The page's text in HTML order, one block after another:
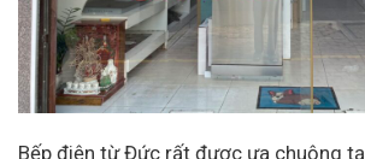
Bếp điện từ Đức rất được ưa chuộng